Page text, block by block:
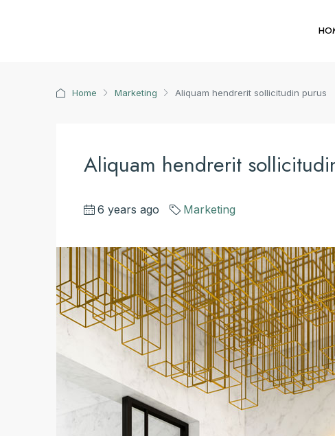
Home Marketing Aliquam hendrerit sollicitudin purus
Aliquam hendrerit
6 years ago Marketing